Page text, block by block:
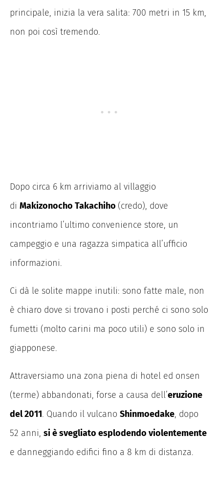
principale, inizia la vera salita: 700 metri in 15 km,
non poi così tremendo.
Dopo circa 6 km arriviamo al villaggio
di Makizonocho Takachiho (credo), dove
incontriamo l’ultimo convenience store, un
campeggio e una ragazza simpatica all’ufficio
informazioni.
Ci dà le solite mappe inutili: sono fatte male, non
è chiaro dove si trovano i posti perché ci sono solo
fumetti (molto carini ma poco utili) e sono solo in
giapponese.
Attraversiamo una zona piena di hotel ed onsen
(terme) abbandonati, forse a causa dell’eruzione
del 2011. Quando il vulcano Shinmoedake, dopo
52 anni, si è svegliato esplodendo violentemente
e danneggiando edifici fino a 8 km di distanza.